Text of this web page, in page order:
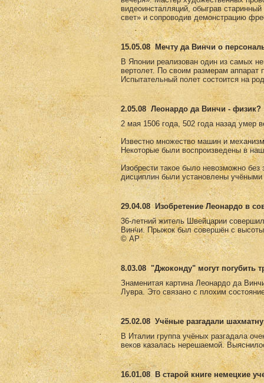
видеоинсталляций, обыграв
свет» и сопроводив демонстрацию
15.05.08 Мечту да Винчи о
В Японии реализован один из самых
вертолет. По своим размерам
Испытательный полет состоится на
2.05.08 Леонардо да Винчи - физик?
2 мая 1506 года, 502 года назад умер
Известно множество машин и
Некоторые были воспроизведены в
Изобрести такое было невозможно
дисциплин были установлены
29.04.08
Изобретение Леонардо в
36-летний житель Швейцарии
Винчи. Прыжок был совершён с
© AP
8.03.08 "Джоконду" могут погубить
Знаменитая картина Леонардо да
Лувра. Это связано с плохим
25.02.08 Учёные разгадали
В Италии группа учёных разгадала
веков казалась нерешаемой.
16.01.08
В старой книге немецкие